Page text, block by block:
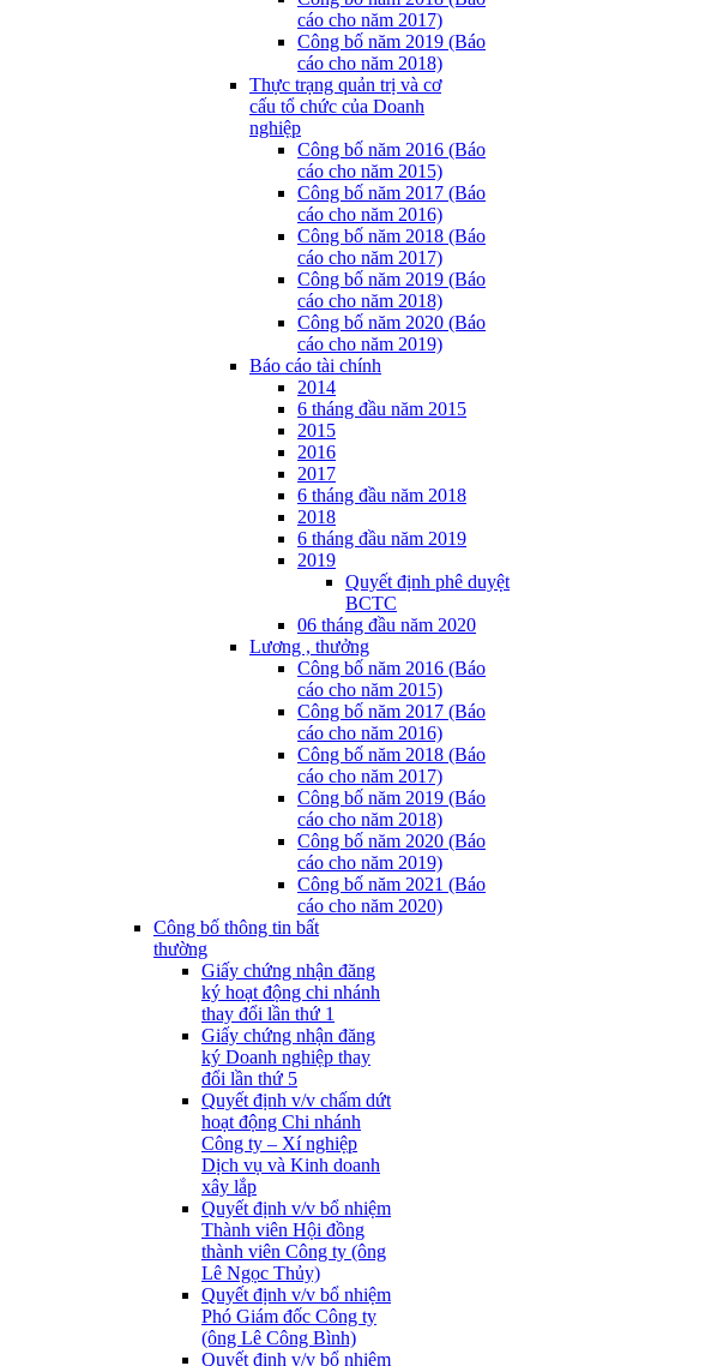
cáo cho năm 2017)
Công bố năm 2019 (Báo
cáo cho năm 2018)
Thực trạng quản trị và cơ
cấu tổ chức của Doanh
nghiệp
Công bố năm 2016 (Báo
cáo cho năm 2015)
Công bố năm 2017 (Báo
cáo cho năm 2016)
Công bố năm 2018 (Báo
cáo cho năm 2017)
Công bố năm 2019 (Báo
cáo cho năm 2018)
Công bố năm 2020 (Báo
cáo cho năm 2019)
Báo cáo tài chính
2014
6 tháng đầu năm 2015
2015
2016
2017
6 tháng đầu năm 2018
2018
6 tháng đầu năm 2019
2019
Quyết định phê duyệt
BCTC
06 tháng đầu năm 2020
Lương , thưởng
Công bố năm 2016 (Báo
cáo cho năm 2015)
Công bố năm 2017 (Báo
cáo cho năm 2016)
Công bố năm 2018 (Báo
cáo cho năm 2017)
Công bố năm 2019 (Báo
cáo cho năm 2018)
Công bố năm 2020 (Báo
cáo cho năm 2019)
Công bố năm 2021 (Báo
cáo cho năm 2020)
Công bố thông tin bất
thường
Giấy chứng nhận đăng
ký hoạt động chi nhánh
thay đổi lần thứ 1
Giấy chứng nhận đăng
ký Doanh nghiệp thay
đổi lần thứ 5
Quyết định v/v chấm dứt
hoạt động Chi nhánh
Công ty – Xí nghiệp
Dịch vụ và Kinh doanh
xây lắp
Quyết định v/v bổ nhiệm
Thành viên Hội đồng
thành viên Công ty (ông
Lê Ngọc Thủy)
Quyết định v/v bổ nhiệm
Phó Giám đốc Công ty
(ông Lê Công Bình)
Quyết định v/v bổ nhiệm